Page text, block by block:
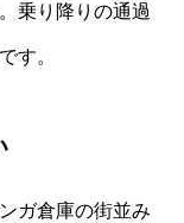
乗り降りの通過
す。
ガ倉庫の街並み